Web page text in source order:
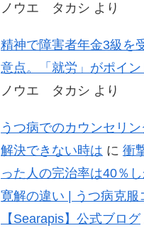
ノウエ タカシ より
精神で障害者年金3級を
意点。「就労」がポイン
ノウエ タカシ より
うつ病でのカウンセリ
解決できない時は に 衝
った人の完治率は40％
寛解の違い | うつ病克服
【Searapis】公式ブログ